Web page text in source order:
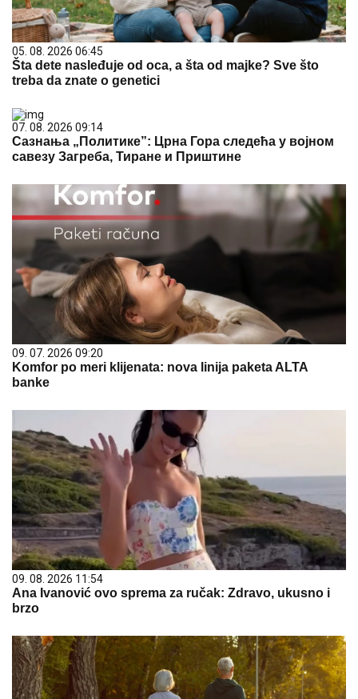
05. 08. 2026 06:45
Šta dete nasleđuje od oca, a šta od majke? Sve što
treba da znate o genetici
07. 08. 2026 09:14
Сазнања „Политике”: Црна Гора следећа у војном
савезу Загреба, Тиране и Приштине
09. 07. 2026 09:20
Komfor po meri klijenata: nova linija paketa ALTA
banke
09. 08. 2026 11:54
Ana Ivanović ovo sprema za ručak: Zdravo, ukusno i
brzo